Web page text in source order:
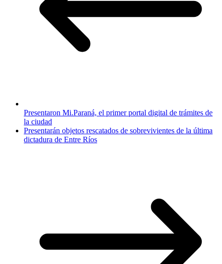
Presentaron Mi.Paraná, el primer portal digital de trámites de
la ciudad
Presentarán objetos rescatados de sobrevivientes de la última
dictadura de Entre Ríos